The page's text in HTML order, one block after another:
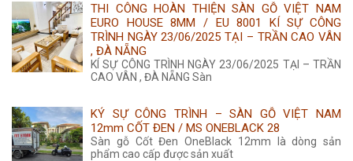
435.000 ₫.
THI CÔNG HOÀN THIỆN SÀN GỖ VIỆT NAM
EURO HOUSE 8MM / EU 8001 KÍ SỰ CÔNG
TRÌNH NGÀY 23/06/2025 TẠI – TRẦN CAO VÂN
, ĐÀ NẴNG
KÍ SỰ CÔNG TRÌNH NGÀY 23/06/2025 TẠI – TRẦN
CAO VÂN , ĐÀ NẴNG Sàn
KÝ SỰ CÔNG TRÌNH – SÀN GỖ VIỆT NAM
12mm CỐT ĐEN / MS ONEBLACK 28
Sàn gỗ Cốt Đen OneBlack 12mm là dòng sản
phẩm cao cấp được sản xuất